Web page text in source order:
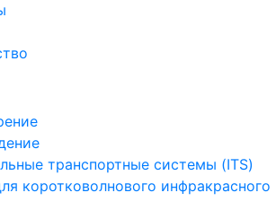
транспортные системы (ITS)
коротковолнового инфракрасного